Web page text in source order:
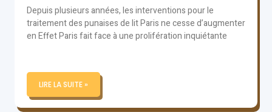
Depuis plusieurs années, les interventions pour le
traitement des punaises de lit Paris ne cesse d’augmenter
en Effet Paris fait face à une prolifération inquiétante
LIRE LA SUITE »